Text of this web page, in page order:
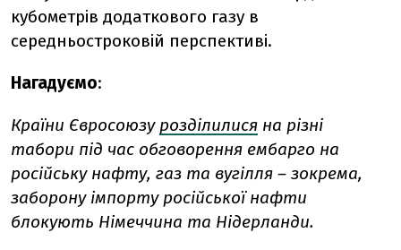
кубометрів додаткового газу в
середньостроковій перспективі.
Нагадуємо:
Країни Євросоюзу розділилися на різні
табори під час обговорення ембарго на
російську нафту, газ та вугілля – зокрема,
заборону імпорту російської нафти
блокують Німеччина та Нідерланди.